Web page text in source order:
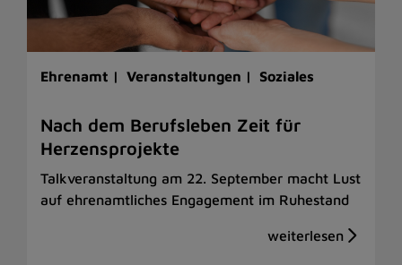
Ehrenamt | Veranstaltungen | Soziales
Nach dem Berufsleben Zeit für
Herzensprojekte
Talkveranstaltung am 22. September macht Lust
auf ehrenamtliches Engagement im Ruhestand